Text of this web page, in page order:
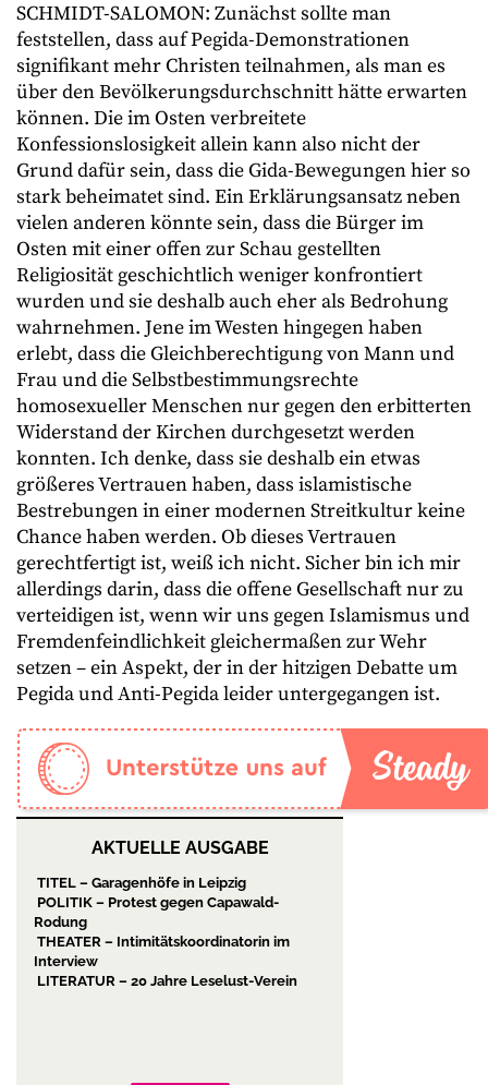
SCHMIDT-SALOMON: Zunächst sollte man
feststellen, dass auf Pegida-Demonstrationen
signifikant mehr Christen teilnahmen, als man es
über den Bevölkerungsdurchschnitt hätte erwarten
können. Die im Osten verbreitete
Konfessionslosigkeit allein kann also nicht der
Grund dafür sein, dass die Gida-Bewegungen hier so
stark beheimatet sind. Ein Erklärungsansatz neben
vielen anderen könnte sein, dass die Bürger im
Osten mit einer offen zur Schau gestellten
Religiosität geschichtlich weniger konfrontiert
wurden und sie deshalb auch eher als Bedrohung
wahrnehmen. Jene im Westen hingegen haben
erlebt, dass die Gleichberechtigung von Mann und
Frau und die Selbstbestimmungsrechte
homosexueller Menschen nur gegen den erbitterten
Widerstand der Kirchen durchgesetzt werden
konnten. Ich denke, dass sie deshalb ein etwas
größeres Vertrauen haben, dass islamistische
Bestrebungen in einer modernen Streitkultur keine
Chance haben werden. Ob dieses Vertrauen
gerechtfertigt ist, weiß ich nicht. Sicher bin ich mir
allerdings darin, dass die offene Gesellschaft nur zu
verteidigen ist, wenn wir uns gegen Islamismus und
Fremdenfeindlichkeit gleichermaßen zur Wehr
setzen – ein Aspekt, der in der hitzigen Debatte um
Pegida und Anti-Pegida leider untergegangen ist.
AKTUELLE AUSGABE
TITEL – Garagenhöfe in Leipzig
POLITIK – Protest gegen Capawald-
Rodung
THEATER – Intimitätskoordinatorin im
Interview
LITERATUR – 20 Jahre Leselust-Verein